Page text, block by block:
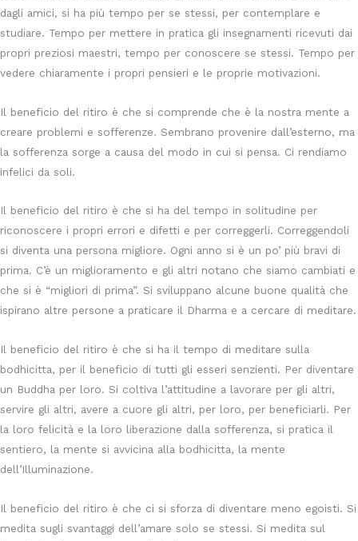
dagli amici, si ha più tempo per se stessi, per contemplare e
studiare. Tempo per mettere in pratica gli insegnamenti ricevuti dai
propri preziosi maestri, tempo per conoscere se stessi. Tempo per
vedere chiaramente i propri pensieri e le proprie motivazioni.
Il beneficio del ritiro è che si comprende che è la nostra mente a
creare problemi e sofferenze. Sembrano provenire dall’esterno, ma
la sofferenza sorge a causa del modo in cui si pensa. Ci rendiamo
infelici da soli.
Il beneficio del ritiro è che si ha del tempo in solitudine per
riconoscere i propri errori e difetti e per correggerli. Correggendoli
si diventa una persona migliore. Ogni anno si è un po’ più bravi di
prima. C’è un miglioramento e gli altri notano che siamo cambiati e
che si è “migliori di prima”. Si sviluppano alcune buone qualità che
ispirano altre persone a praticare il Dharma e a cercare di meditare.
Il beneficio del ritiro è che si ha il tempo di meditare sulla
bodhicitta, per il beneficio di tutti gli esseri senzienti. Per diventare
un Buddha per loro. Si coltiva l’attitudine a lavorare per gli altri,
servire gli altri, avere a cuore gli altri, per loro, per beneficiarli. Per
la loro felicità e la loro liberazione dalla sofferenza, si pratica il
sentiero, la mente si avvicina alla bodhicitta, la mente
dell’Illuminazione.
Il beneficio del ritiro è che ci si sforza di diventare meno egoisti. Si
medita sugli svantaggi dell’amare solo se stessi. Si medita sul